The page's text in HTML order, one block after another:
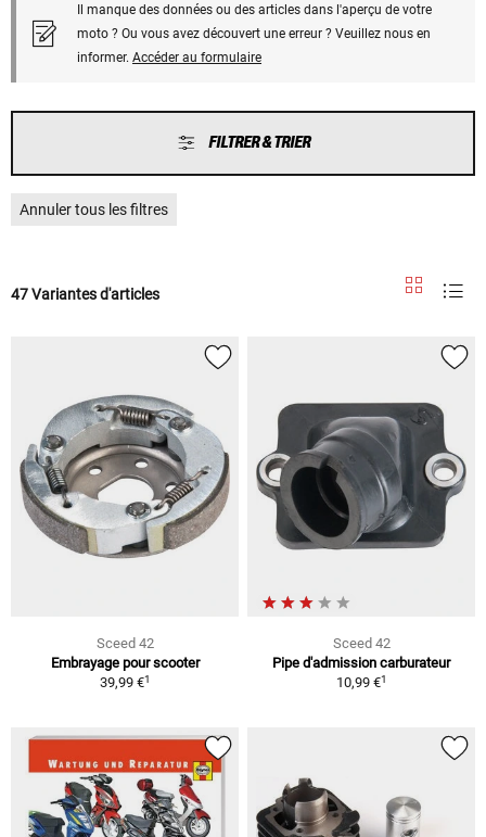
Il manque des données ou des articles dans l'aperçu de votre
moto ? Ou vous avez découvert une erreur ? Veuillez nous en
informer. Accéder au formulaire
FILTRER & TRIER
Annuler tous les filtres
47 Variantes d'articles
Sceed 42
Embrayage pour scooter
39,99 €1
Sceed 42
Pipe d'admission carburateur
10,99 €1